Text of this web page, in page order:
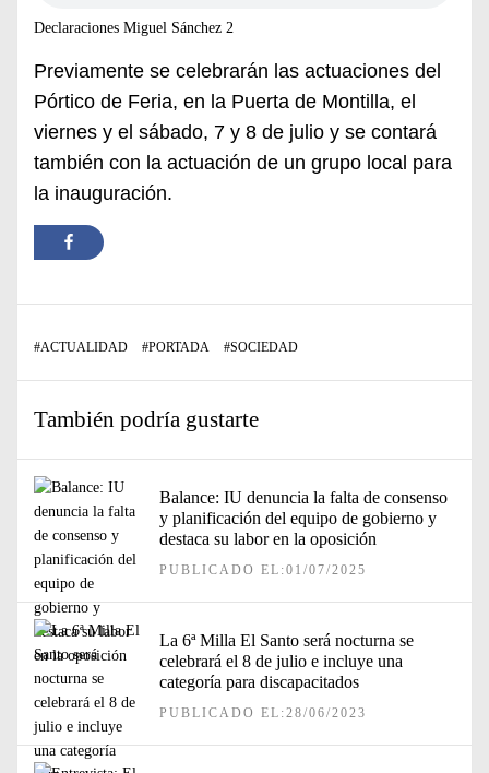
Declaraciones Miguel Sánchez 2
Previamente se celebrarán las actuaciones del
Pórtico de Feria, en la Puerta de Montilla, el
viernes y el sábado, 7 y 8 de julio y se contará
también con la actuación de un grupo local para
la inauguración.
#ACTUALIDAD #PORTADA #SOCIEDAD
También podría gustarte
Balance: IU denuncia la falta de consenso
y planificación del equipo de gobierno y
destaca su labor en la oposición
PUBLICADO EL:01/07/2025
La 6ª Milla El Santo será nocturna se
celebrará el 8 de julio e incluye una
categoría para discapacitados
PUBLICADO EL:28/06/2023